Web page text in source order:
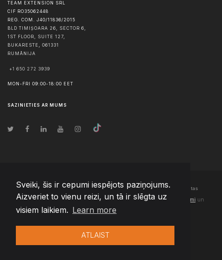
Sveiki, šis ir cepumi iespējots paziņojums.
Aizveriet to vienu reizi, un tā ir slēgta uz
visiem laikiem. Learn more
ATLAIST
TEAM EXTENSION SRL
CIF RO35062448
REG. COM. J40/11836/2015
BLD TIMIȘOARA 26, SECTOR 6,
1ST FLOOR, SUITE 127,
BUKARESTE , 061331
RUMĀNIJA
+1 650 272 3939
MON-FRI 09:00-18:00 EET
SAZINIETIES AR MUMS
© Autortiesības2026 Team Extension Latvia- Visas tiesības aizsargātas
Changelog● Izmantojot šo vietni, jūs piekrītat mūsuLietošanas noteikumi un
Privātuma politika